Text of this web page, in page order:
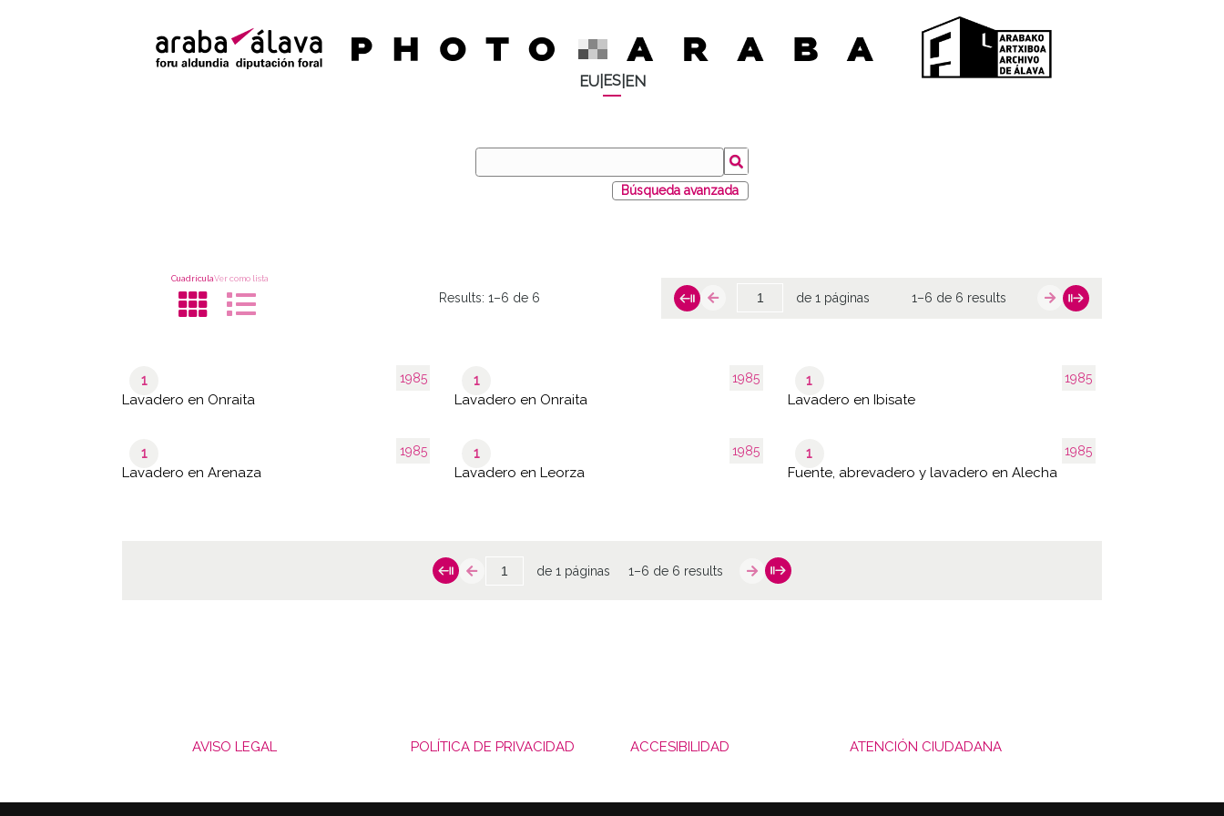
EU| ES| EN
Búsqueda avanzada
CuadrículaVer como lista
Results:1–6 de 6 de 1 páginas 1–6 de 6 results
1985
1
Lavadero en Onraita
1985
1
Lavadero en Onraita
1985
1
Lavadero en Ibisate
1985
1
Lavadero en Arenaza
1985
1
Lavadero en Leorza
1985
1
Fuente, abrevadero y lavadero en Alecha
de 1 páginas 1–6 de 6 results
AVISO LEGAL POLÍTICA DE PRIVACIDAD ACCESIBILIDAD ATENCIÓN CIUDADANA